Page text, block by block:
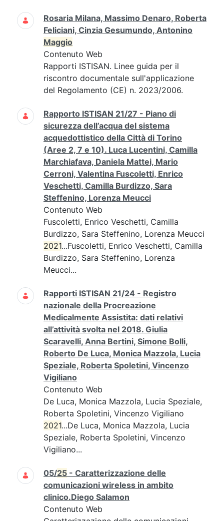
Rosaria Milana, Massimo Denaro, Roberta
Feliciani, Cinzia Gesumundo, Antonino
Maggio
Contenuto Web
Rapporti ISTISAN. Linee guida per il
riscontro documentale sull'applicazione
del Regolamento (CE) n. 2023/2006.
Rapporto ISTISAN 21/27 - Piano di
sicurezza dell’acqua del sistema
acquedottistico della Città di Torino
(Aree 2, 7 e 10). Luca Lucentini, Camilla
Marchiafava, Daniela Mattei, Mario
Cerroni, Valentina Fuscoletti, Enrico
Veschetti, Camilla Burdizzo, Sara
Steffenino, Lorenza Meucci
Contenuto Web
Fuscoletti, Enrico Veschetti, Camilla
Burdizzo, Sara Steffenino, Lorenza Meucci
2021...Fuscoletti, Enrico Veschetti, Camilla
Burdizzo, Sara Steffenino, Lorenza
Meucci...
Rapporti ISTISAN 21/24 - Registro
nazionale della Procreazione
Medicalmente Assistita: dati relativi
all’attività svolta nel 2018. Giulia
Scaravelli, Anna Bertini, Simone Bolli,
Roberto De Luca, Monica Mazzola, Lucia
Speziale, Roberta Spoletini, Vincenzo
Vigiliano
Contenuto Web
De Luca, Monica Mazzola, Lucia Speziale,
Roberta Spoletini, Vincenzo Vigiliano
2021...De Luca, Monica Mazzola, Lucia
Speziale, Roberta Spoletini, Vincenzo
Vigiliano...
05/25 - Caratterizzazione delle
comunicazioni wireless in ambito
clinico.Diego Salamon
Contenuto Web